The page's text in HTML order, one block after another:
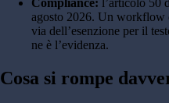
Compliance: l’articolo 50
agosto 2026. Un workflow
via dell’esenzione per il
ne è l’evidenza.
Cosa si rompe